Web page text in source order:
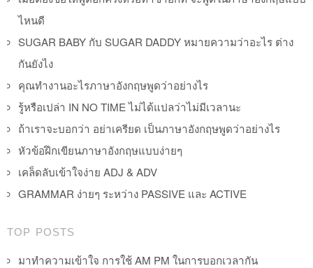
ไหนดี
SUGAR BABY กับ SUGAR DADDY หมายความว่าอะไร ต่าง
กันยังไง
คุณทำงานอะไรภาษาอังกฤษพูดว่าอย่างไร
รู้หรือเปล่า IN NO TIME ไม่ได้แปลว่าไม่มีเวลานะ
ถ้าเราจะบอกว่า อย่าเครียด เป็นภาษาอังกฤษพูดว่าอย่างไร
หัวข้อฝึกเขียนภาษาอังกฤษแบบง่ายๆ
เคล็ดลับเข้าใจง่าย ADJ & ADV
GRAMMAR ง่ายๆ ระหว่าง PASSIVE และ ACTIVE
TOP POSTS
มาทำความเข้าใจ การใช้ AM PM ในการบอกเวลากัน